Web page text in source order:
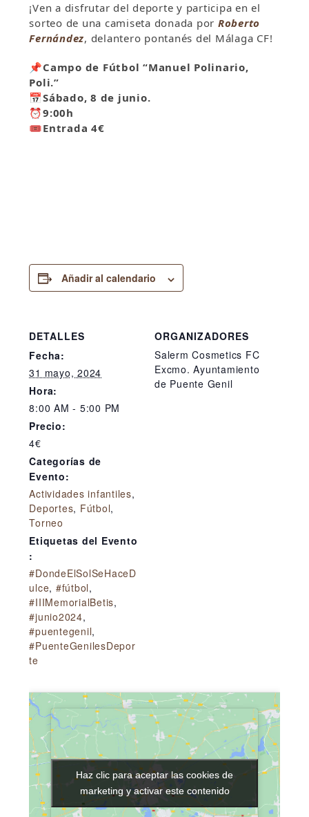
¡Ven a disfrutar del deporte y participa en el
sorteo de una camiseta donada por Roberto
Fernández, delantero pontanés del Málaga CF!
📌Campo de Fútbol “Manuel Polinario,
Poli.”
📅Sábado, 8 de junio.
⏰9:00h
🎟Entrada 4€
Añadir al calendario
DETALLES
Fecha:
31 mayo, 2024
Hora:
8:00 AM - 5:00 PM
Precio:
4€
Categorías de
Evento:
Actividades infantiles,
Deportes, Fútbol,
Torneo
Etiquetas del Evento
:
#DondeElSolSeHaceD
ulce, #fútbol,
#IIIMemorialBetis,
#junio2024,
#puentegenil,
#PuenteGenilesDepor
te
ORGANIZADORES
Salerm Cosmetics FC
Excmo. Ayuntamiento
de Puente Genil
Haz clic para aceptar las cookies de
marketing y activar este contenido
Haz clic para aceptar las cookies de
marketing y activar este contenido